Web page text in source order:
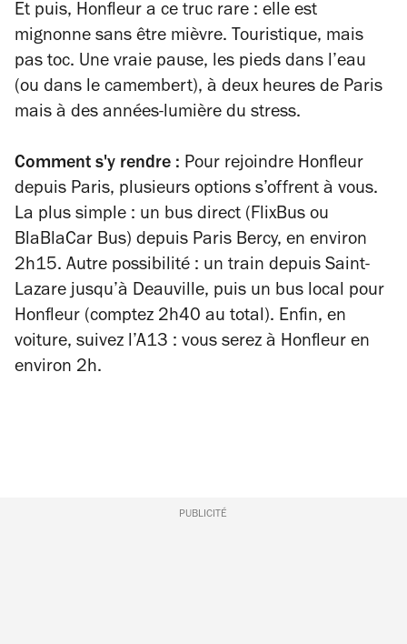
Et puis, Honfleur a ce truc rare : elle est
mignonne sans être mièvre. Touristique, mais
pas toc. Une vraie pause, les pieds dans l’eau
(ou dans le camembert), à deux heures de Paris
mais à des années-lumière du stress.
Comment s'y rendre : Pour rejoindre Honfleur
depuis Paris, plusieurs options s’offrent à vous.
La plus simple : un bus direct (FlixBus ou
BlaBlaCar Bus) depuis Paris Bercy, en environ
2h15. Autre possibilité : un train depuis Saint-
Lazare jusqu’à Deauville, puis un bus local pour
Honfleur (comptez 2h40 au total). Enfin, en
voiture, suivez l’A13 : vous serez à Honfleur en
environ 2h.
PUBLICITÉ